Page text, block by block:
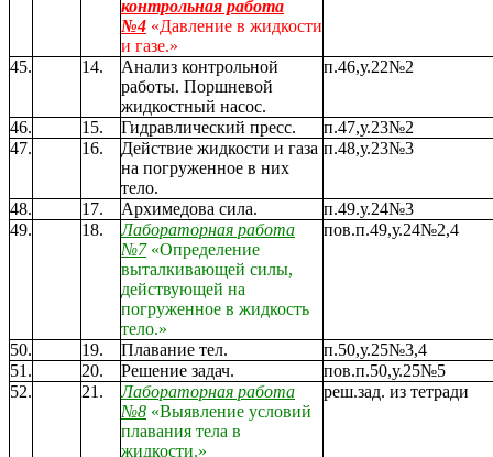
контрольная работа
№4 «Давление в жидкости
и газе.»
45. 14.
Анализ контрольной
работы. Поршневой
жидкостный насос.
п.46,у.22№2
46. 15. Гидравлический пресс.
п.47,у.23№2
47.
16.
Действие жидкости и газа
на погруженное в них
тело.
п.48,у.23№3
48. 17. Архимедова сила.
п.49.у.24№3
49.
18.
Лабораторная работа
№7«Определение
выталкивающей силы,
действующей на
погруженное в жидкость
тело.»
пов.п.49,у.24№2,4
50. 19. Плавание тел.
п.50,у.25№3,4
51.
20. Решение задач.
пов.п.50,у.25№5
52.
21.
Лабораторная работа
№8 «Выявление условий
плавания тела в
жидкости.»
реш.зад. из тетради